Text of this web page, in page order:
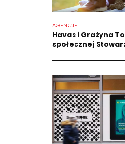
AGENCJE
Havas i Grażyna
społecznej